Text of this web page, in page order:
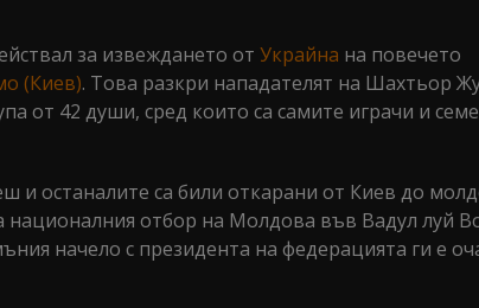
за извеждането от Украйна на повечето
(Киев). Това разкри нападателят на Шахтьор
от 42 души, сред които са самите играчи и
останалите са били откарани от Киев до
националния отбор на Молдова във Вадул луй
начело с президента на федерацията ги е